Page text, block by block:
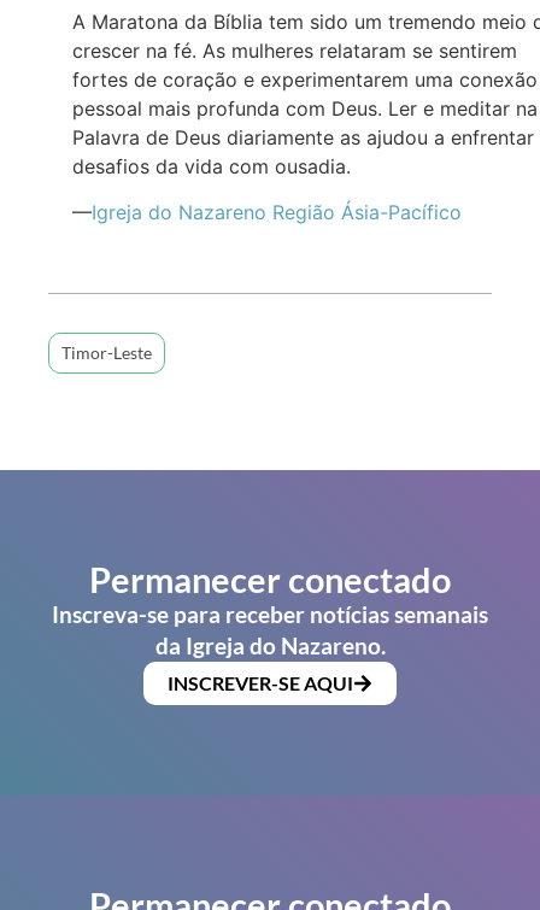
A Maratona da Bíblia tem sido um tremendo meio
crescer na fé. As mulheres relataram se sentirem
fortes de coração e experimentarem uma conexão
pessoal mais profunda com Deus. Ler e meditar na
Palavra de Deus diariamente as ajudou a enfrentar
desafios da vida com ousadia.
—Igreja do Nazareno Região Ásia-Pacífico
Timor-Leste
Permanecer conectado
Inscreva-se para receber notícias semanais
da Igreja do Nazareno.
INSCREVER-SE AQUI